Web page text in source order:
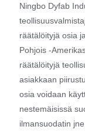
Ningbo Dyfab
räätälöityjä osia
Pohjois -
räätälöityjä
asiakkaan
osia voidaan
nestemäisissä
ilmansuodatin